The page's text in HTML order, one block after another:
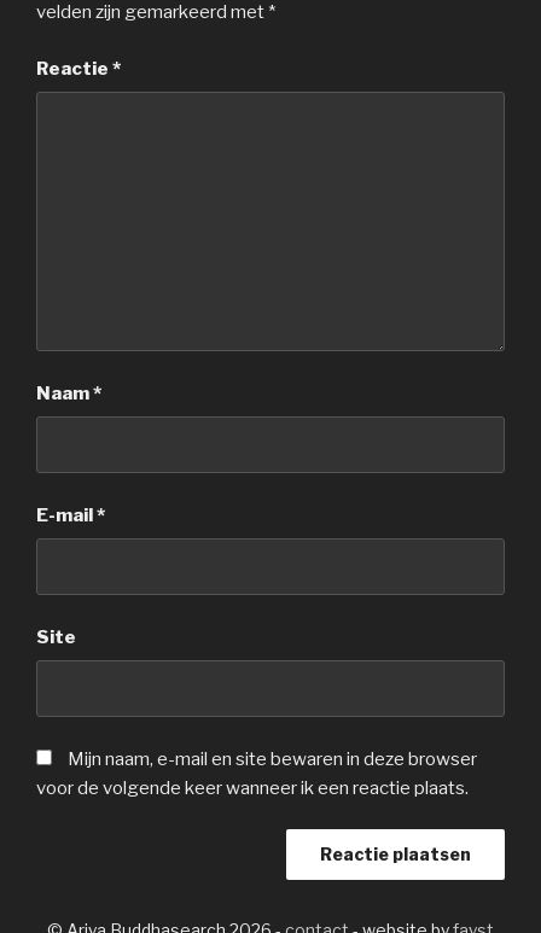
velden zijn gemarkeerd met *
Reactie *
Naam*
E-mail*
Site
Mijn naam, e-mail en site bewaren in deze browser
voor de volgende keer wanneer ik een reactie plaats.